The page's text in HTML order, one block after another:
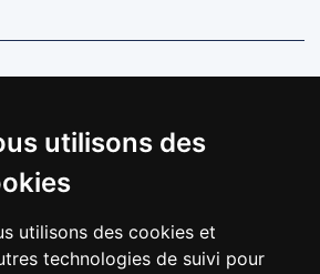
utilisons des
utilisons des cookies et
technologies de suivi pour
Écaillers de France
75017 PARIS